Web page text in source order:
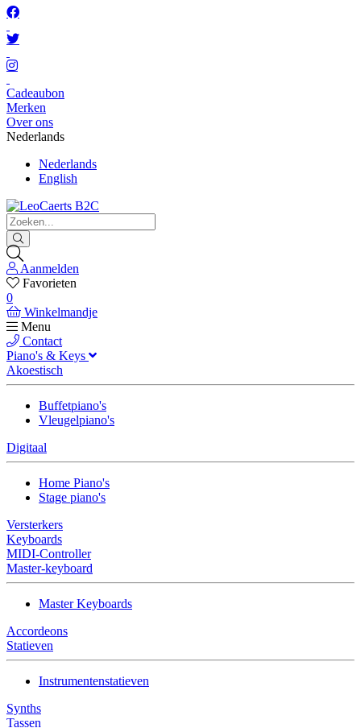
Cadeaubon
Merken
Over ons
Nederlands
Nederlands
English
Aanmelden
Favorieten
0
Winkelmandje
Menu
Contact
Piano's & Keys
Akoestisch
Buffetpiano's
Vleugelpiano's
Digitaal
Home Piano's
Stage piano's
Versterkers
Keyboards
MIDI-Controller
Master-keyboard
Master Keyboards
Accordeons
Statieven
Instrumentenstatieven
Synths
Tassen